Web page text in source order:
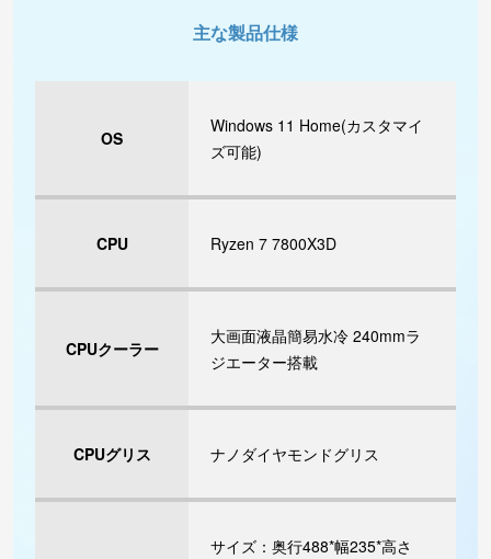
主な製品仕様
OS
Windows 11 Home(カスタマイ
ズ可能)
CPU Ryzen 7 7800X3D
CPUクーラー
大画面液晶簡易水冷 240mmラ
ジエーター搭載
CPUグリス ナノダイヤモンドグリス
サイズ：奥行488*幅235*高さ